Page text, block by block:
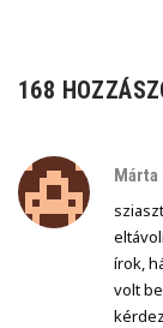
168
Márta
írok,
volt